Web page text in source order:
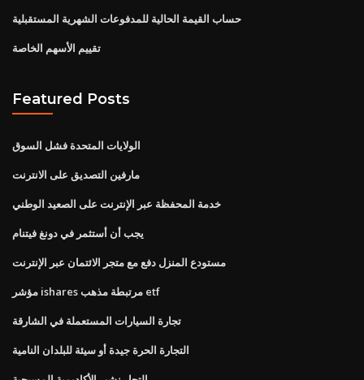
حساب القيمة الحالية للمدفوعات الشهرية المستقبلية
تقييم الأسهم الخاصة
Featured Posts
الولايات المتحدة فشل السوق
مارفين التصديق على الانترنت
خدمة المحفظة عبر الإنترنت على الصعيد الوطني
يجب أن أستثمر في دونغ فيتنام
مستودع المنزل دفع مع متجر الائتمان عبر الإنترنت
مؤشر ishares مرتبطة مذهب etf
تجارة السيارات المستعملة في الشارقة
التجارة الحرة جيدة أو سيئة للبلدان النامية